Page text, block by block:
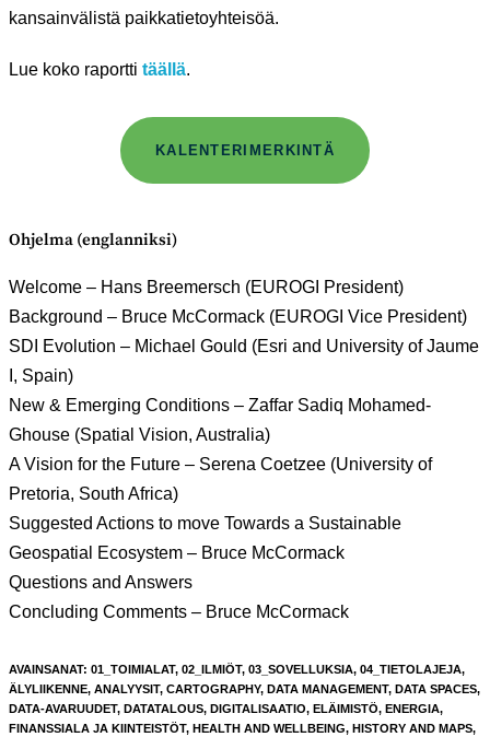
kansainvälistä paikkatietoyhteisöä.
Lue koko raportti täällä.
KALENTERIMERKINTÄ
Ohjelma (englanniksi)
Welcome – Hans Breemersch (EUROGI President)
Background – Bruce McCormack (EUROGI Vice President)
SDI Evolution – Michael Gould (Esri and University of Jaume
I, Spain)
New & Emerging Conditions – Zaffar Sadiq Mohamed-
Ghouse (Spatial Vision, Australia)
A Vision for the Future – Serena Coetzee (University of
Pretoria, South Africa)
Suggested Actions to move Towards a Sustainable
Geospatial Ecosystem – Bruce McCormack
Questions and Answers
Concluding Comments – Bruce McCormack
AVAINSANAT: 01_TOIMIALAT, 02_ILMIÖT, 03_SOVELLUKSIA, 04_TIETOLAJEJA,
ÄLYLIIKENNE, ANALYYSIT, CARTOGRAPHY, DATA MANAGEMENT, DATA SPACES,
DATA-AVARUUDET, DATATALOUS, DIGITALISAATIO, ELÄIMISTÖ, ENERGIA,
FINANSSIALA JA KIINTEISTÖT, HEALTH AND WELLBEING, HISTORY AND MAPS,